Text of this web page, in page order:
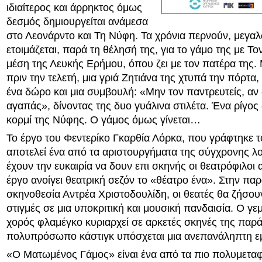
ιδιαίτερος και άρρηκτος όμως
δεσμός δημιουργείται ανάμεσα
στο Λεονάρντο και Τη Νύφη. Τα χρόνια περνούν,
ετοιμάζεται, παρά τη θέλησή της, για το γάμο της με
μέση της Λευκής Ερήμου, όπου ζει με τον πατέρα της.
πριν την τελετή, μια γριά Ζητιάνα της χτυπά την
ένα δώρο και μια συμβουλή: «Μην τον παντρευτείς, αν
αγαπάς», δίνοντας της δυο γυάλινα στιλέτα. Ένα ρίγος
κορμί της Νύφης. Ο γάμος όμως γίνεται…
Το έργο του Φεντερίκο Γκαρθία Λόρκα, που γράφτηκε
αποτελεί ένα από τα αριστουργήματα της σύγχρονης
έχουν την ευκαιρία να δουν επι σκηνής οι
έργο ανοίγει θεατρική σεζόν το «θέατρο ένα». Στην
σκηνοθεσία Αντρέα Χριστοδουλίδη, οι θεατές θα
στιγμές σε μια υποκριτική και μουσική πανδαισία. Ο
χορός φλαμέγκο κυριαρχεί σε αρκετές σκηνές της
πολυπρόσωπο κάστιγκ υπόσχεται μια ανεπανάληπτη
«Ο Ματωμένος Γάμος» είναι ένα από τα πιο